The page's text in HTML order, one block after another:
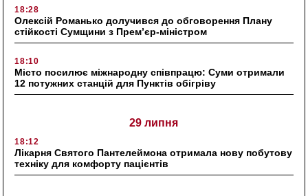
18:28
Олексій Романько долучився до обговорення Плану
стійкості Сумщини з Прем’єр-міністром
18:10
Місто посилює міжнародну співпрацю: Суми отримали
12 потужних станцій для Пунктів обігріву
29 липня
18:12
Лікарня Святого Пантелеймона отримала нову побутову
техніку для комфорту пацієнтів